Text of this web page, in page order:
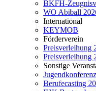
BKFH-
WO Abiball
International
KEYMOB
Förderverein
Preisverleihung
Preisverleihung
Sonstige
Berufecasting